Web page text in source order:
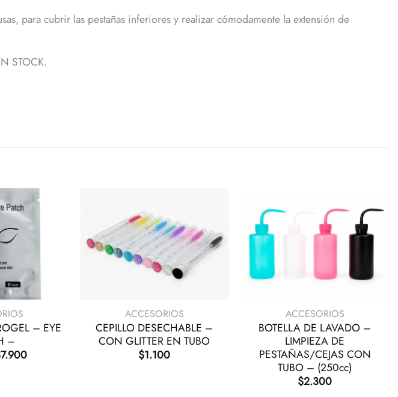
para cubrir las pestañas inferiores y realizar cómodamente la extensión de
STOCK.
– EYE
–
7.900Rango
ACCESORIOS
CEPILLO DESECHABLE –
CON GLITTER EN TUBO
$1.100
ACCESORIOS
BOTELLA DE LAVADO –
LIMPIEZA DE
PESTAÑAS/CEJAS CON
TUBO – (250cc)
$2.300